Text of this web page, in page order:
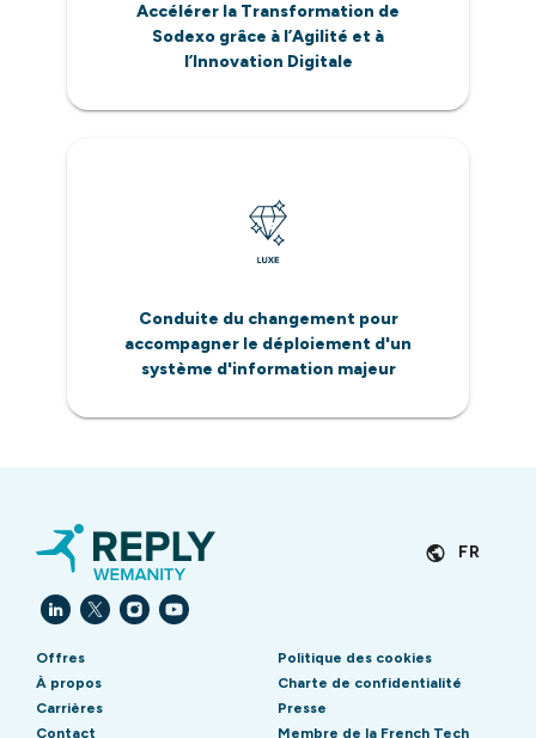
Accélérer la Transformation de
Sodexo grâce à l’Agilité et à
l’Innovation Digitale
Conduite du changement pour
accompagner le déploiement d'un
système d'information majeur
FR
Offres
À propos
Carrières
Contact
Politique des cookies
Charte de confidentialité
Presse
Membre de la French Tech